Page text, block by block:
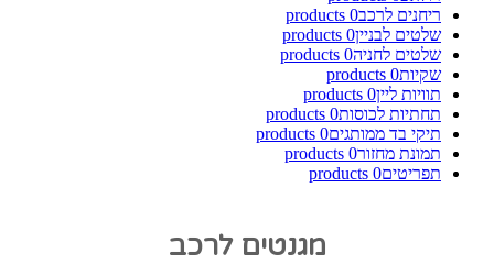
ריחנים לרכב0
products
שלטים לבניין0
products
שלטים לחניה0
products
שקיות0
products
תוויות ליין0
products
תחתיות לכוסות0
products
תיקי בד ממותגים0
products
תמונת מחזור0
products
תפריטים0
products
מגנטים לרכב